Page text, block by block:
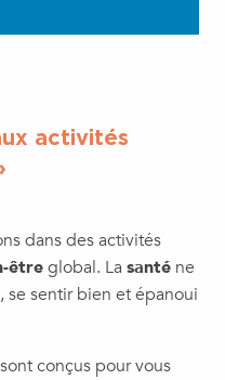
activités
dans des activités
êtreglobal. La santé ne
se sentir bien et épanoui
sont conçus pour vous